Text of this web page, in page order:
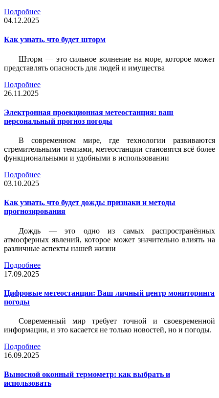
Подробнее
04.12.2025
Как узнать, что будет шторм
Шторм — это сильное волнение на море, которое может
представлять опасность для людей и имущества
Подробнее
26.11.2025
Электронная проекционная метеостанция: ваш
персональный прогноз погоды
В современном мире, где технологии развиваются
стремительными темпами, метеостанции становятся всё более
функциональными и удобными в использовании
Подробнее
03.10.2025
Как узнать, что будет дождь: признаки и методы
прогнозирования
Дождь — это одно из самых распространённых
атмосферных явлений, которое может значительно влиять на
различные аспекты нашей жизни
Подробнее
17.09.2025
Цифровые метеостанции: Ваш личный центр мониторинга
погоды
Современный мир требует точной и своевременной
информации, и это касается не только новостей, но и погоды.
Подробнее
16.09.2025
Выносной оконный термометр: как выбрать и
использовать